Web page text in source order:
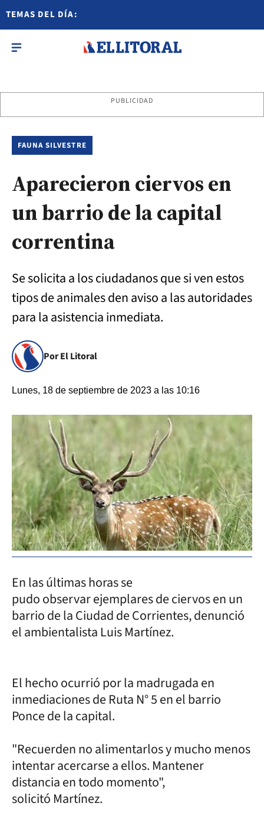
TEMAS DEL DÍA:
PUBLICIDAD
FAUNA SILVESTRE
Aparecieron ciervos en
un barrio de la capital
correntina
Se solicita a los ciudadanos que si ven estos
tipos de animales den aviso a las autoridades
para la asistencia inmediata.
Por El Litoral
Lunes, 18 de septiembre de 2023 a las 10:16
En las últimas horas se
pudo observar ejemplares de ciervos en un
barrio de la Ciudad de Corrientes, denunció
el ambientalista Luis Martínez.
El hecho ocurrió por la madrugada en
inmediaciones de Ruta N° 5 en el barrio
Ponce de la capital.
"Recuerden no alimentarlos y mucho menos
intentar acercarse a ellos. Mantener
distancia en todo momento",
solicitó Martínez.